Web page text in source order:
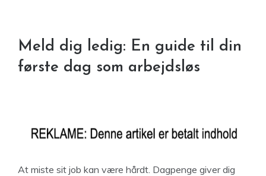
Meld dig ledig: En guide til din
første dag som arbejdsløs
At miste sit job kan være hårdt. Dagpenge giver dig